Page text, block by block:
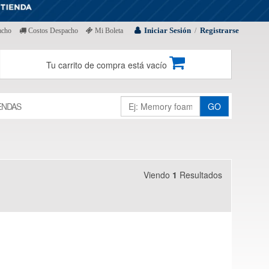
Iniciar Sesión / Registrarse
Costos Despacho Mi Boleta
Tu carrito de compra está vacío
GO
Viendo 1 Resultados